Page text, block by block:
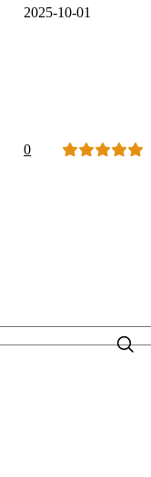
2025-10-01
0